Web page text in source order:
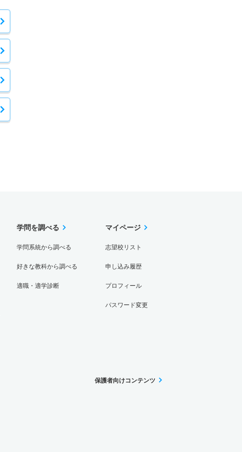
学問を調べる
学問系統から調べる
好きな教科から調べる
適職・適学診断
マイページ
志望校リスト
申し込み履歴
プロフィール
パスワード変更
保護者向けコンテンツ